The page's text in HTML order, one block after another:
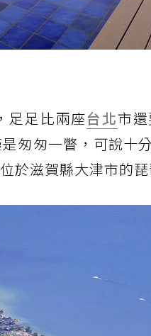
足足比兩座台北市
匆匆一瞥，可說十
於滋賀縣大津市的